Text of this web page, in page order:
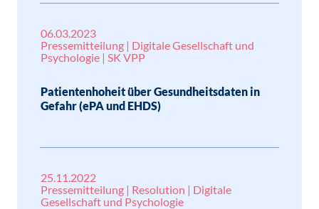
06.03.2023
Pressemitteilung | Digitale Gesellschaft und
Psychologie | SK VPP
Patientenhoheit über Gesundheitsdaten in
Gefahr (ePA und EHDS)
25.11.2022
Pressemitteilung | Resolution | Digitale
Gesellschaft und Psychologie